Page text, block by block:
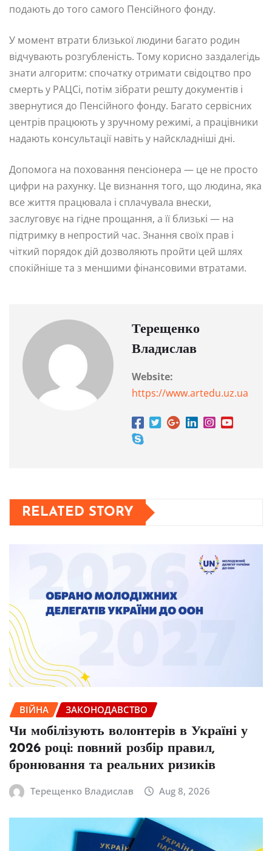
подають до того самого Пенсійного фонду.
У момент втрати близької людини багато родин
відчувають розгубленість. Тому корисно заздалегідь
знати алгоритм: спочатку отримати свідоцтво про
смерть у РАЦСі, потім зібрати решту документів і
звернутися до Пенсійного фонду. Багато сервісних
центрів працюють у зручному режимі, а працівники
надають консультації навіть у найскладніші дні.
Допомога на поховання пенсіонера — це не просто
цифри на рахунку. Це визнання того, що людина, яка
все життя працювала і сплачувала внески,
заслуговує на гідне прощання, а її близькі — на
підтримку в непростий час. Знання своїх прав і
чіткий порядок дій дозволяють пройти цей шлях
спокійніше та з меншими фінансовими втратами.
Терещенко
Владислав
Website:
https://www.artedu.uz.ua
RELATED STORY
ВІЙНА ЗАКОНОДАВСТВО
Чи мобілізують волонтерів в Україні у
2026 році: повний розбір правил,
бронювання та реальних ризиків
Терещенко Владислав Aug 8, 2026